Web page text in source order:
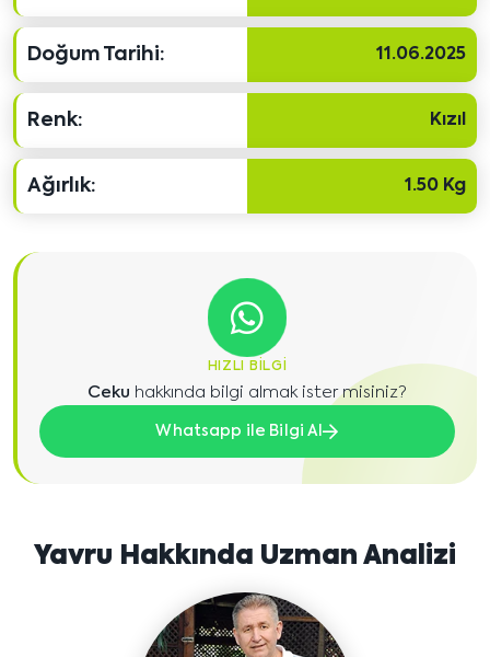
Doğum Tarihi: 11.06.2025
Renk: Kızıl
Ağırlık: 1.50 Kg
HIZLI BILGI
Ceku hakkında bilgi almak ister misiniz?
Whatsapp ile Bilgi Al
Yavru Hakkında Uzman Analizi